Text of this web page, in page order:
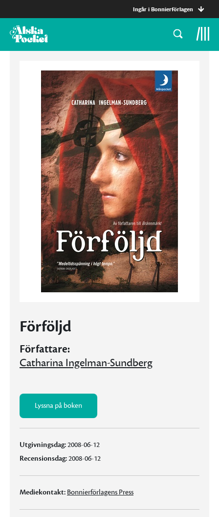
Ingår i Bonnierförlagen
Förföljd
Författare:
Catharina Ingelman-Sundberg
Lyssna på boken
Utgivningsdag:2008-06-12
Recensionsdag:2008-06-12
Mediekontakt: Bonnierförlagens Press